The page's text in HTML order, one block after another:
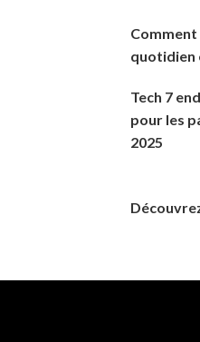
quotidien
Tech 7
pour les
2025